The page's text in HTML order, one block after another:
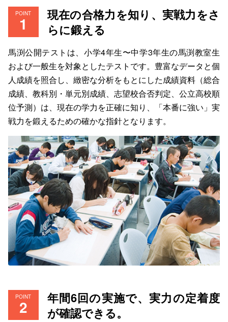
POINT
現在の合格力を知り、実戦力をさ
らに鍛える
馬渕公開テストは、小学4年生〜中学3年生の馬渕教室生
および一般生を対象としたテストです。豊富なデータと個
人成績を照合し、緻密な分析をもとにした成績資料（総合
成績、教科別・単元別成績、志望校合否判定、公立高校順
位予測）は、現在の学力を正確に知り、「本番に強い」実
戦力を鍛えるための確かな指針となります。
POINT
年間6回の実施で、実力の定着度
が確認できる。